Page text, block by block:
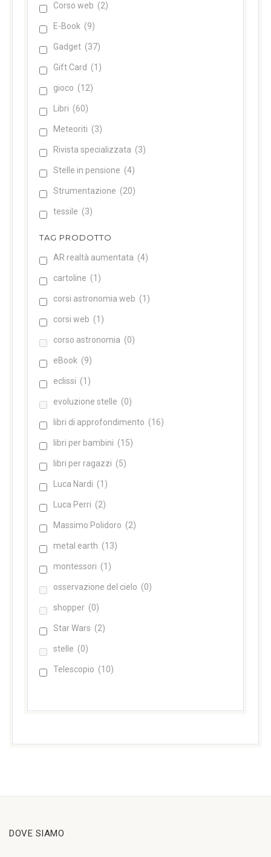
Corso web (2)
E-Book (9)
Gadget (37)
Gift Card (1)
gioco (12)
Libri (60)
Meteoriti (3)
Rivista specializzata (3)
Stelle in pensione (4)
Strumentazione (20)
tessile (3)
TAG PRODOTTO
AR realtà aumentata (4)
cartoline (1)
corsi astronomia web (1)
corsi web (1)
corso astronomia (0)
eBook (9)
eclissi (1)
evoluzione stelle (0)
libri di approfondimento (16)
libri per bambini (15)
libri per ragazzi (5)
Luca Nardi (1)
Luca Perri (2)
Massimo Polidoro (2)
metal earth (13)
montessori (1)
osservazione del cielo (0)
shopper (0)
Star Wars (2)
stelle (0)
Telescopio (10)
DOVE SIAMO